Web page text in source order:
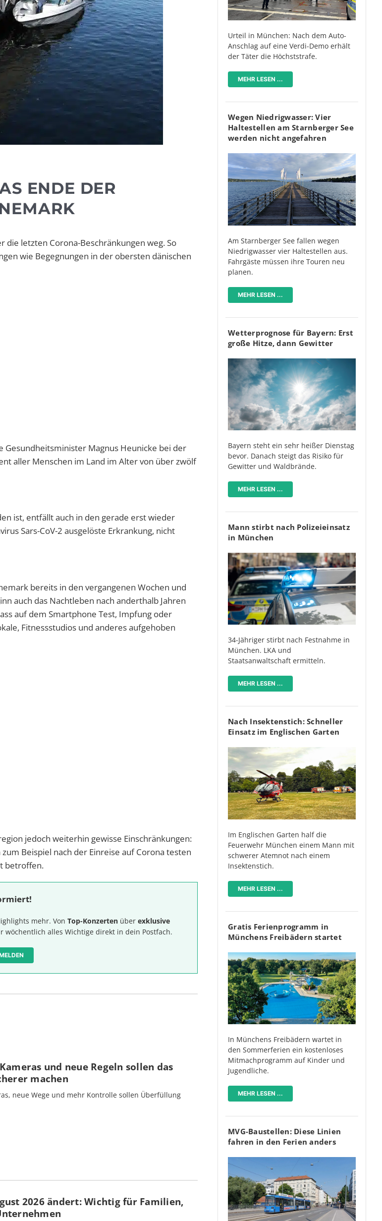
ENDE DER
die letzten Corona-Beschränkungen weg. So
wie Begegnungen in der obersten dänischen
Gesundheitsminister Magnus Heunicke bei der
aller Menschen im Land im Alter von über zwölf
ist, entfällt auch in den gerade erst wieder
Sars-CoV-2 ausgelöste Erkrankung, nicht
bereits in den vergangenen Wochen und
auch das Nachtleben nach anderthalb Jahren
auf dem Smartphone Test, Impfung oder
Fitnessstudios und anderes aufgehoben
jedoch weiterhin gewisse Einschränkungen:
Beispiel nach der Einreise auf Corona testen
betroffen.
mehr. Von Top-Konzerten über exklusive
wöchentlich alles Wichtige direkt in dein Postfach.
und neue Regeln sollen das
machen
neue Wege und mehr Kontrolle sollen Überfüllung
2026 ändert: Wichtig für Familien,
Urteil in München: Nach dem Auto-
Anschlag auf eine Verdi-Demo erhält
der Täter die Höchststrafe.
MEHR LESEN ...
Wegen Niedrigwasser: Vier
Haltestellen am Starnberger See
werden nicht angefahren
Am Starnberger See fallen wegen
Niedrigwasser vier Haltestellen aus.
Fahrgäste müssen ihre Touren neu
planen.
MEHR LESEN ...
Wetterprognose für Bayern: Erst
große Hitze, dann Gewitter
Bayern steht ein sehr heißer Dienstag
bevor. Danach steigt das Risiko für
Gewitter und Waldbrände.
MEHR LESEN ...
Mann stirbt nach Polizeieinsatz
in München
34-Jähriger stirbt nach Festnahme in
München. LKA und
Staatsanwaltschaft ermitteln.
MEHR LESEN ...
Nach Insektenstich: Schneller
Einsatz im Englischen Garten
Im Englischen Garten half die
Feuerwehr München einem Mann mit
schwerer Atemnot nach einem
Insektenstich.
MEHR LESEN ...
Gratis Ferienprogramm in
Münchens Freibädern startet
In Münchens Freibädern wartet in
den Sommerferien ein kostenloses
Mitmachprogramm auf Kinder und
Jugendliche.
MEHR LESEN ...
MVG-Baustellen: Diese Linien
fahren in den Ferien anders